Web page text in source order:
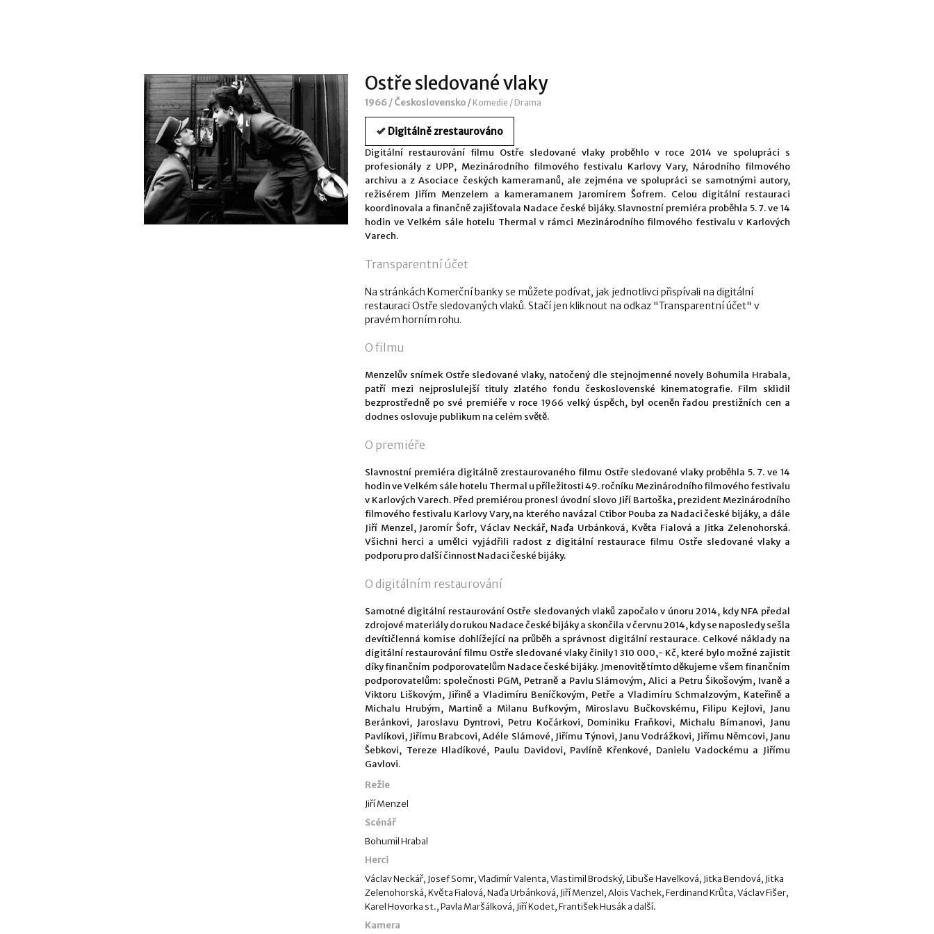
Ostře sledované vlaky
1966 / Československo /Komedie / Drama
Digitálně zrestaurováno
Digitální restaurování filmu Ostře sledované vlaky proběhlo v roce 2014 ve spolupráci s
profesionály z UPP, Mezinárodního filmového festivalu Karlovy Vary, Národního filmového
archivu a z Asociace českých kameramanů, ale zejména ve spolupráci se samotnými autory,
režisérem Jiřím Menzelem a kameramanem Jaromírem Šofrem. Celou digitální restauraci
koordinovala a finančně zajišťovala Nadace české bijáky. Slavnostní premiéra proběhla 5. 7. ve 14
hodin ve Velkém sále hotelu Thermal v rámci Mezinárodního filmového festivalu v Karlových
Varech.
Transparentní účet
Na stránkách Komerční banky se můžete podívat, jak jednotlivci přispívali na digitální
restauraci Ostře sledovaných vlaků. Stačí jen kliknout na odkaz "Transparentní účet" v
pravém horním rohu.
O filmu
Menzelův snímek Ostře sledované vlaky, natočený dle stejnojmenné novely Bohumila Hrabala,
patří mezi nejproslulejší tituly zlatého fondu československé kinematografie. Film sklidil
bezprostředně po své premiéře v roce 1966 velký úspěch, byl oceněn řadou prestižních cen a
dodnes oslovuje publikum na celém světě.
O premiéře
Slavnostní premiéra digitálně zrestaurovaného filmu Ostře sledované vlaky proběhla 5. 7. ve 14
hodin ve Velkém sále hotelu Thermal u příležitosti 49. ročníku Mezinárodního filmového festivalu
v Karlových Varech. Před premiérou pronesl úvodní slovo Jiří Bartoška, prezident Mezinárodního
filmového festivalu Karlovy Vary, na kterého navázal Ctibor Pouba za Nadaci české bijáky, a dále
Jiří Menzel, Jaromír Šofr, Václav Neckář, Naďa Urbánková, Květa Fialová a Jitka Zelenohorská.
Všichni herci a umělci vyjádřili radost z digitální restaurace filmu Ostře sledované vlaky a
podporu pro další činnost Nadaci české bijáky.
O digitálním restaurování
Samotné digitální restaurování Ostře sledovaných vlaků započalo v únoru 2014, kdy NFA předal
zdrojové materiály do rukou Nadace české bijáky a skončila v červnu 2014, kdy se naposledy sešla
devítičlenná komise dohlížející na průběh a správnost digitální restaurace. Celkové náklady na
digitální restaurování filmu Ostře sledované vlaky činily 1 310 000,- Kč, které bylo možné zajistit
díky finančním podporovatelům Nadace české bijáky. Jmenovitě tímto děkujeme všem finančním
podporovatelům: společnosti PGM, Petraně a Pavlu Slámovým, Alici a Petru Šikošovým, Ivaně a
Viktoru Liškovým, Jiřině a Vladimíru Beníčkovým, Petře a Vladimíru Schmalzovým, Kateřině a
Michalu Hrubým, Martině a Milanu Bufkovým, Miroslavu Bučkovskému, Filipu Kejlovi, Janu
Beránkovi, Jaroslavu Dyntrovi, Petru Kočárkovi, Dominiku Fraňkovi, Michalu Bímanovi, Janu
Pavlíkovi, Jiřímu Brabcovi, Adéle Slámové, Jiřímu Týnovi, Janu Vodrážkovi, Jiřímu Němcovi, Janu
Šebkovi, Tereze Hladíkové, Paulu Davidovi, Pavlíně Křenkové, Danielu Vadockému a Jiřímu
Gavlovi.
Režie
Jiří Menzel
Scénář
Bohumil Hrabal
Herci
Václav Neckář, Josef Somr, Vladimír Valenta, Vlastimil Brodský, Libuše Havelková, Jitka Bendová, Jitka
Zelenohorská, Květa Fialová, Naďa Urbánková, Jiří Menzel, Alois Vachek, Ferdinand Krůta, Václav Fišer,
Karel Hovorka st., Pavla Maršálková, Jiří Kodet, František Husák a další.
Kamera